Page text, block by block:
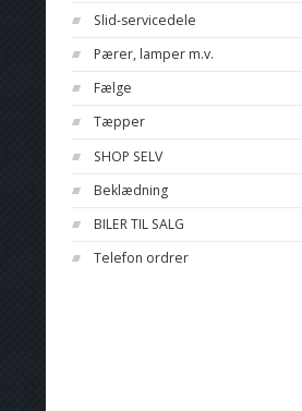
Slid-servicedele
Pærer, lamper m.v.
Fælge
Tæpper
SHOP SELV
Beklædning
BILER TIL SALG
Telefon ordrer